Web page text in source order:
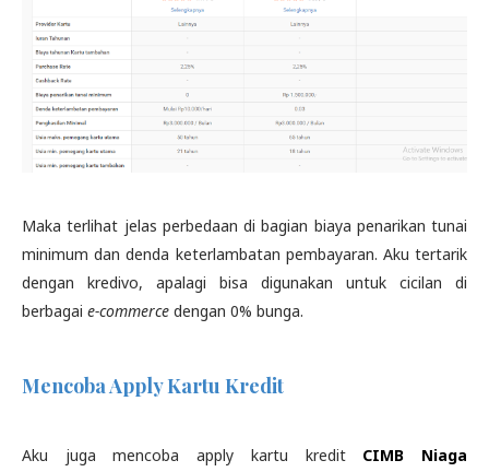
Maka terlihat jelas perbedaan di bagian biaya penarikan tunai
minimum dan denda keterlambatan pembayaran. Aku tertarik
dengan kredivo, apalagi bisa digunakan untuk cicilan di
berbagai e-commerce dengan 0% bunga.
Mencoba Apply Kartu Kredit
Aku juga mencoba apply kartu kredit CIMB Niaga